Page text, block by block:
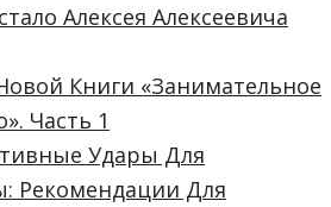
Алексея Алексеевича
Книги «Занимательное
Часть 1
Удары Для
Рекомендации Для